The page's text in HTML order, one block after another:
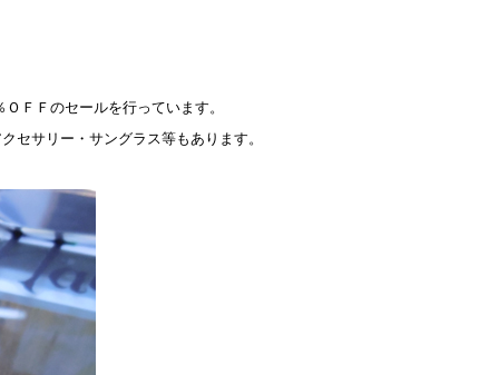
ＦＦのセールを行っています。
セサリー・サングラス等もあります。